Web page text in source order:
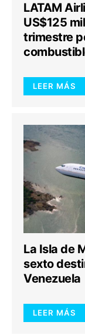
LATAM
US$125
trimestre
LEER MÁS
La Isla de
sexto
Venezuela
LEER MÁS